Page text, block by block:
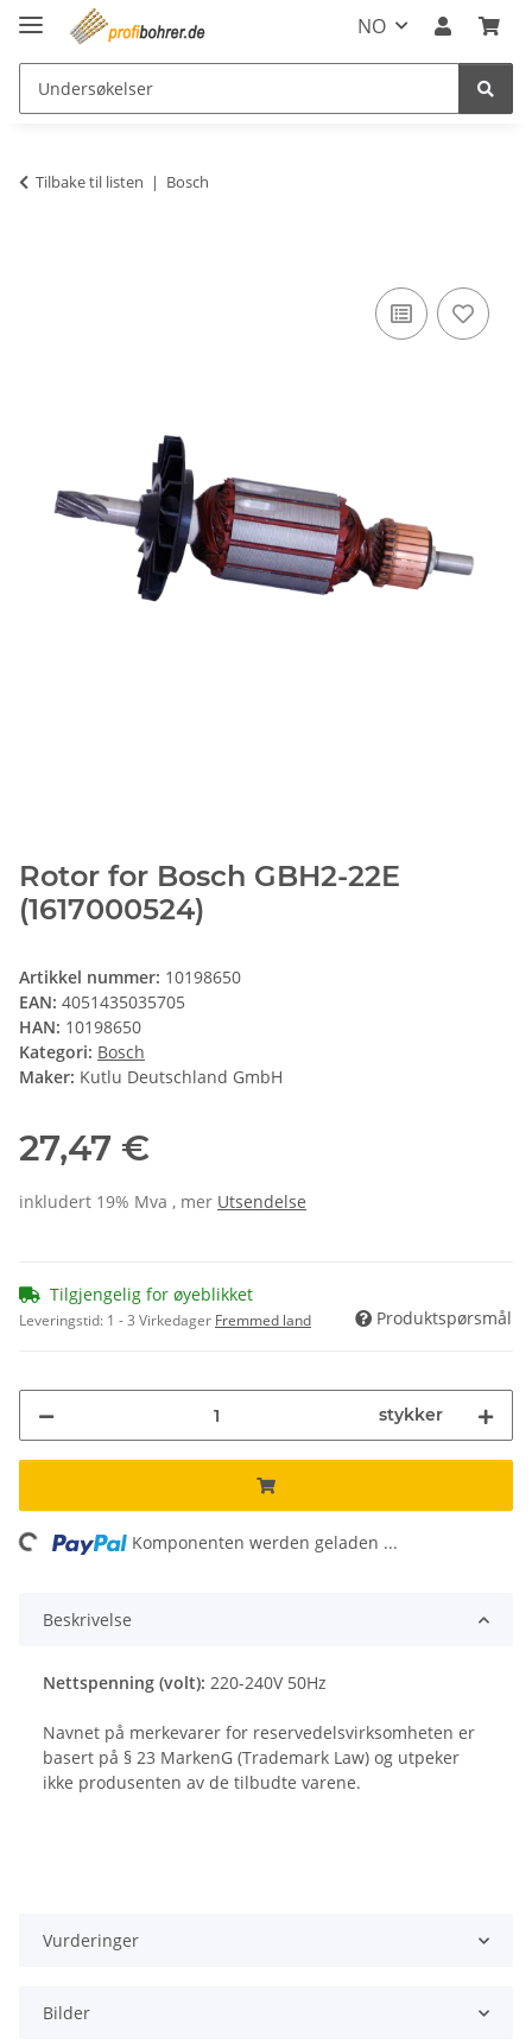
NO
Tilbake til listen Bosch
Rotor for Bosch GBH2-22E
(1617000524)
Artikkel nummer: 10198650
EAN: 4051435035705
HAN: 10198650
Kategori: Bosch
Maker: Kutlu Deutschland GmbH
27,47 €
inkludert 19% Mva , mer Utsendelse
Tilgjengelig for øyeblikket
Leveringstid: 1 - 3 Virkedager Fremmed land Produktspørsmål
stykker
Komponenten werden geladen ...
Beskrivelse
Nettspenning (volt): 220-240V 50Hz
Navnet på merkevarer for reservedelsvirksomheten er
basert på § 23 MarkenG (Trademark Law) og utpeker
ikke produsenten av de tilbudte varene.
Vurderinger
Bilder